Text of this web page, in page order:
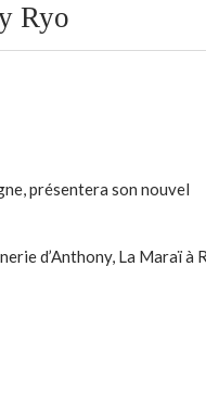
Ryo
présentera son nouvel
d’Anthony, La Maraï à